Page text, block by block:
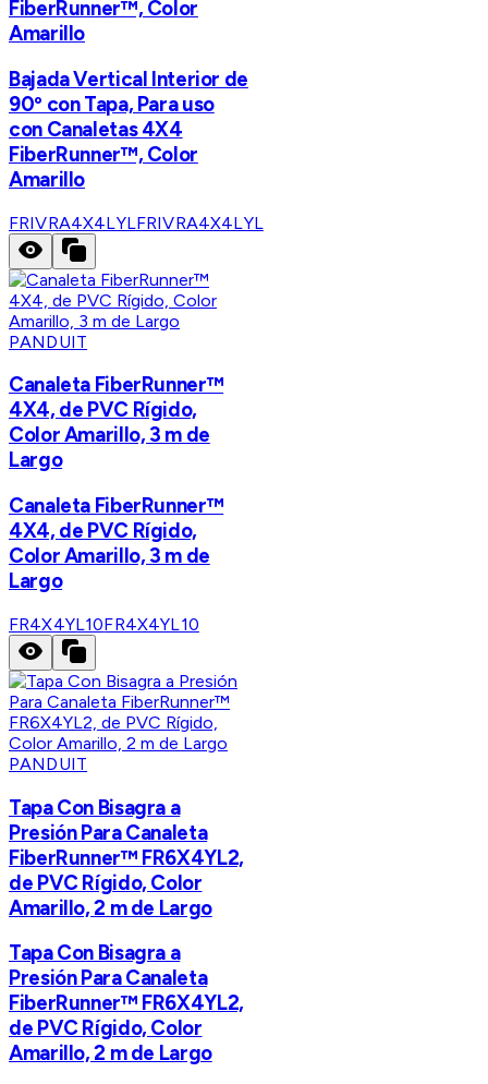
FiberRunner™, Color
Amarillo
Bajada Vertical Interior de
90º con Tapa, Para uso
con Canaletas 4X4
FiberRunner™, Color
Amarillo
FRIVRA4X4LYLFRIVRA4X4LYL
PANDUIT
Canaleta FiberRunner™
4X4, de PVC Rígido,
Color Amarillo, 3 m de
Largo
Canaleta FiberRunner™
4X4, de PVC Rígido,
Color Amarillo, 3 m de
Largo
FR4X4YL10FR4X4YL10
PANDUIT
Tapa Con Bisagra a
Presión Para Canaleta
FiberRunner™ FR6X4YL2,
de PVC Rígido, Color
Amarillo, 2 m de Largo
Tapa Con Bisagra a
Presión Para Canaleta
FiberRunner™ FR6X4YL2,
de PVC Rígido, Color
Amarillo, 2 m de Largo